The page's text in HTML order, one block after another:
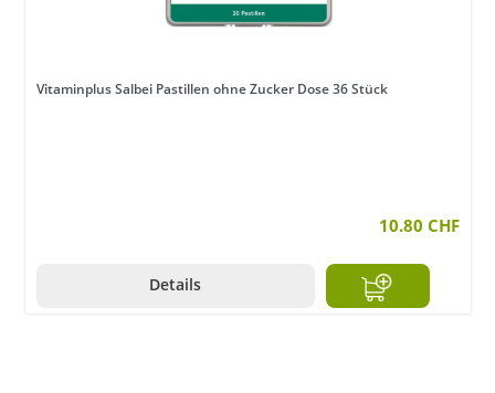
Vitaminplus Salbei Pastillen ohne Zucker Dose 36 Stück
10.80 CHF
Details